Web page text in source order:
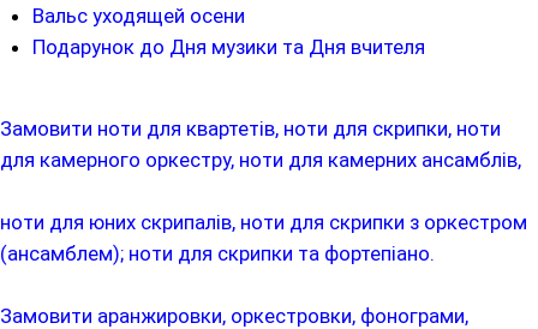
Вальс уходящей осени
Подарунок до Дня музики та Дня вчителя
Замовити ноти для квартетів, ноти для скрипки, ноти
для камерного оркестру, ноти для камерних ансамблів,
ноти для юних скрипалів, ноти для скрипки з оркестром
(ансамблем); ноти для скрипки та фортепіано.
Замовити аранжировки, оркестровки, фонограми,